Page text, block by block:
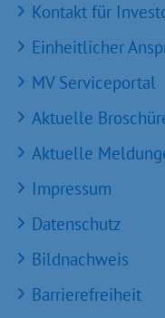
Kontakt für
Einheitlicher
MV Serviceportal
Aktuelle
Aktuelle
Impressum
Datenschutz
Bildnachweis
Barrierefreiheit